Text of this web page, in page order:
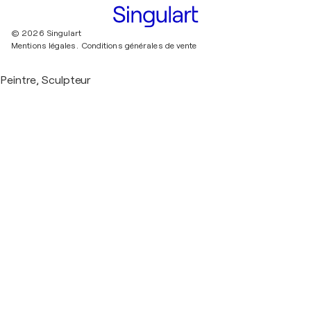
© 2026 Singulart
Mentions légales. Conditions générales de vente
Peintre, Sculpteur